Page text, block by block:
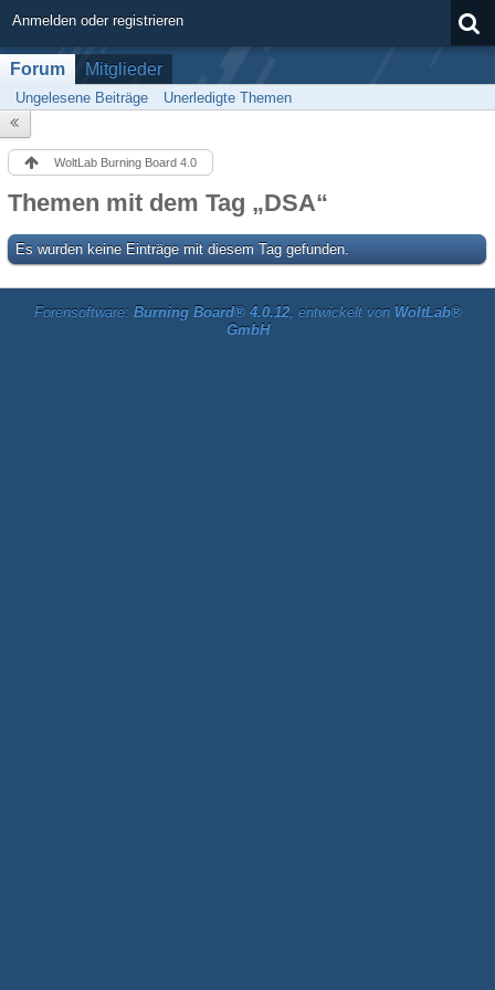
Anmelden oder registrieren
Forum Mitglieder
Ungelesene Beiträge Unerledigte Themen
WoltLab Burning Board 4.0
Themen mit dem Tag „DSA“
Es wurden keine Einträge mit diesem Tag gefunden.
Forensoftware: Burning Board® 4.0.12, entwickelt von WoltLab®
GmbH